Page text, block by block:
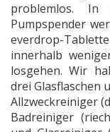
problemlos. In
Pumpspender
everdrop-
innerhalb
losgehen. Wir
drei Glasflaschen
Allzweckreiniger
Badreiniger